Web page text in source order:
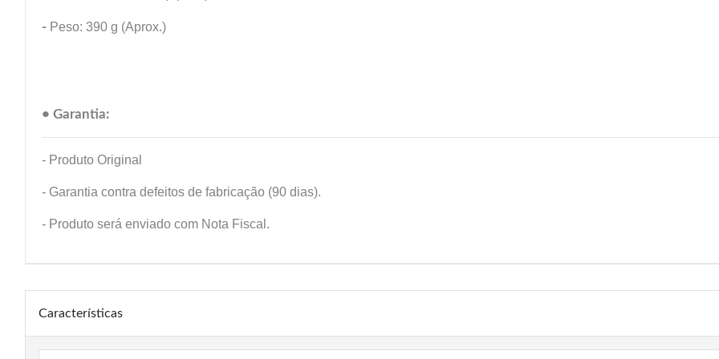
- Peso: 390 g (Aprox.)
• Garantia:
- Produto Original
- Garantia contra defeitos de fabricação (90 dias).
- Produto será enviado com Nota Fiscal.
Características